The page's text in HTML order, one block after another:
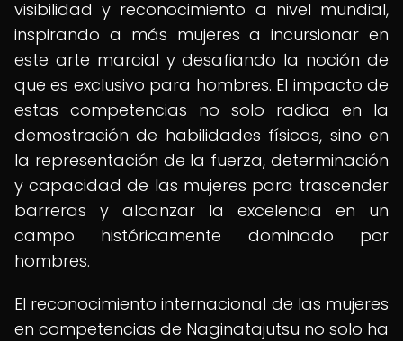
visibilidad y reconocimiento a nivel mundial,
inspirando a más mujeres a incursionar en
este arte marcial y desafiando la noción de
que es exclusivo para hombres. El impacto de
estas competencias no solo radica en la
demostración de habilidades físicas, sino en
la representación de la fuerza, determinación
y capacidad de las mujeres para trascender
barreras y alcanzar la excelencia en un
campo históricamente dominado por
hombres.
El reconocimiento internacional de las mujeres
en competencias de Naginatajutsu no solo ha